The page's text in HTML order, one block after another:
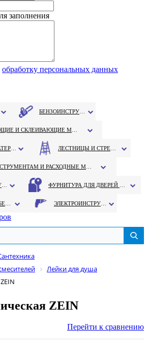
заполнения
обработку персональных данных
Лейки для душа
ZEIN
Перейти к сравнению